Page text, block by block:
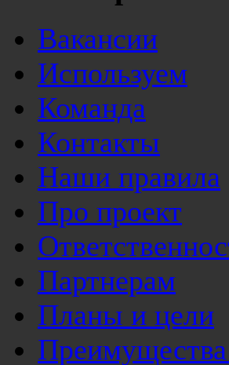
Вакансии
Используем
Команда
Контакты
Наши правила
Про проект
Партнерам
Планы и цели